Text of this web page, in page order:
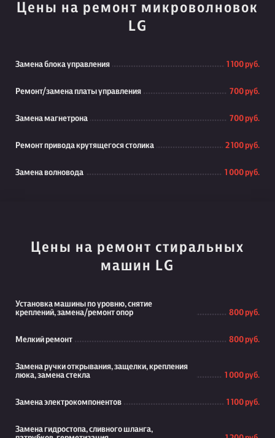
Цены на ремонт микроволновок
LG
Замена блока управления 1 100 руб.
Ремонт/замена платы управления 700 руб.
Замена магнетрона 700 руб.
Ремонт привода крутящегося столика 2 100 руб.
Замена волновода 1 000 руб.
Цены на ремонт стиральных
машин LG
Установка машины по уровню, снятие
креплений, замена/ремонт опор
800 руб.
Мелкий ремонт 800 руб.
Замена ручки открывания, защелки, крепления
люка, замена стекла
1 000 руб.
Замена электрокомпонентов 1 100 руб.
Замена гидростопа, сливного шланга,